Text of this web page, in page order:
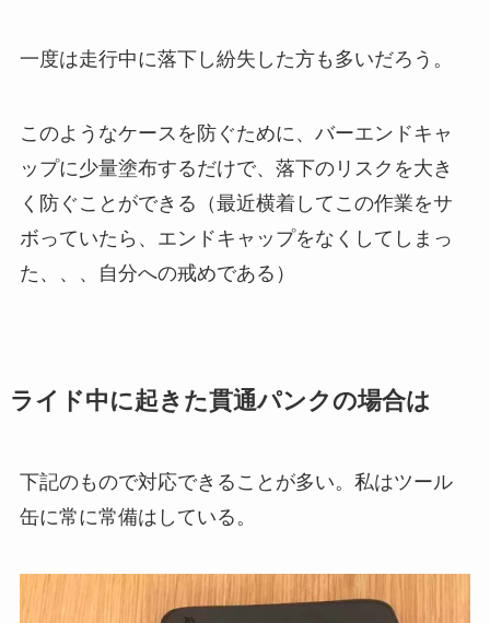
一度は走行中に落下し紛失した方も多いだろう。
このようなケースを防ぐために、バーエンドキャ
ップに少量塗布するだけで、落下のリスクを大き
く防ぐことができる（最近横着してこの作業をサ
ボっていたら、エンドキャップをなくしてしまっ
た、、、自分への戒めである）
ライド中に起きた貫通パンクの場合は
下記のもので対応できることが多い。私はツール
缶に常に常備はしている。